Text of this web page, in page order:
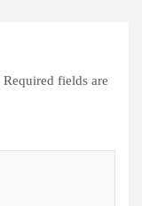
Required fields are